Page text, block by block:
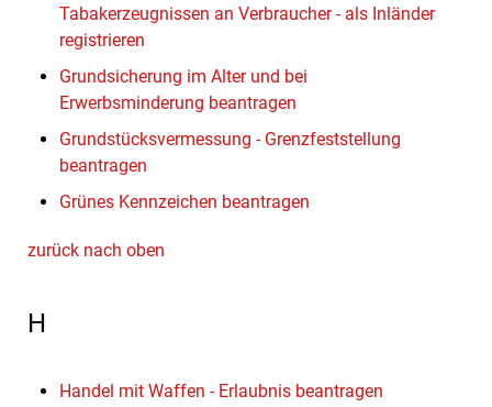
Tabakerzeugnissen an Verbraucher - als Inländer
registrieren
Grundsicherung im Alter und bei
Erwerbsminderung beantragen
Grundstücksvermessung - Grenzfeststellung
beantragen
Grünes Kennzeichen beantragen
zurück nach oben
H
Handel mit Waffen - Erlaubnis beantragen